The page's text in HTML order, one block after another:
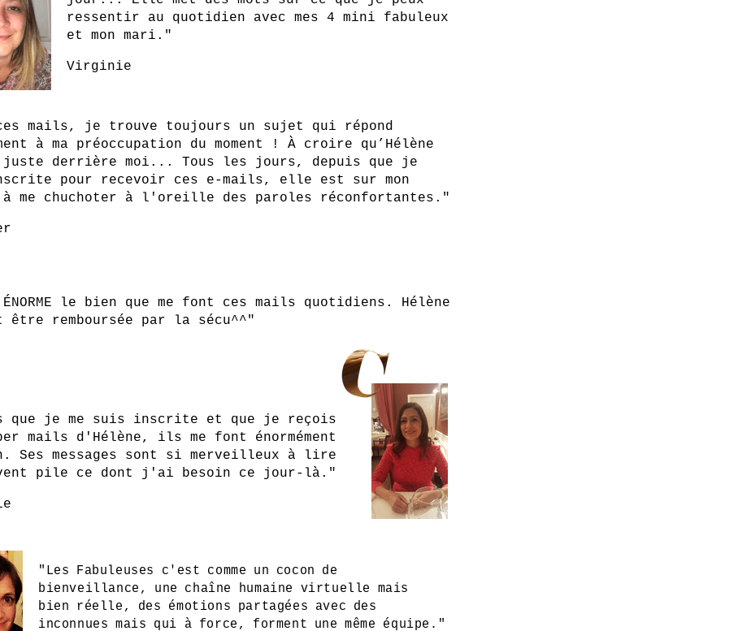
ressentir au quotidien avec mes 4 mini fabuleux
et mon mari."
Virginie
mails, je trouve toujours un sujet qui répond
à ma préoccupation du moment ! À croire qu’Hélène
derrière moi... Tous les jours, depuis que je
pour recevoir ces e-mails, elle est sur mon
à me chuchoter à l'oreille des paroles réconfortantes."
le bien que me font ces mails quotidiens. Hélène
être remboursée par la sécu^^"
que je me suis inscrite et que je reçois
mails d'Hélène, ils me font énormément
Ses messages sont si merveilleux à lire
pile ce dont j'ai besoin ce jour-là."
"Les Fabuleuses c'est comme un cocon de
bienveillance, une chaîne humaine virtuelle mais
bien réelle, des émotions partagées avec des
inconnues mais qui à force, forment une même équipe."